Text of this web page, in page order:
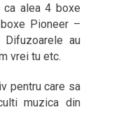
ca alea 4 boxe
Pioneer –
Difuzoarele au
vrei tu etc.
pentru care sa
muzica din